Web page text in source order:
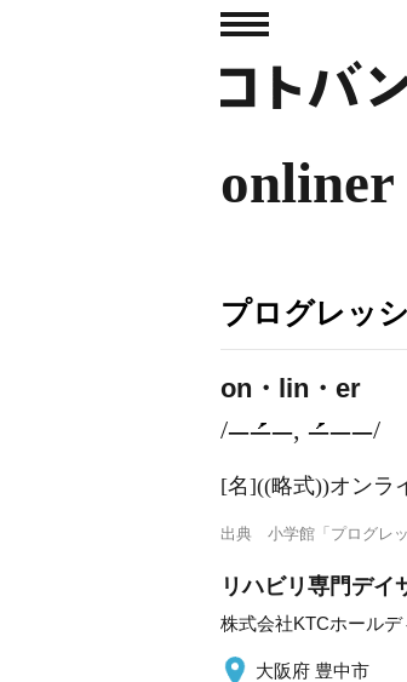
onliner
プログレッ
on・lin・er
/ , /
[名]((略式))オンラ
出典 小学館「プログレ
リハビリ専門デイ
株式会社KTCホールデ
大阪府 豊中市